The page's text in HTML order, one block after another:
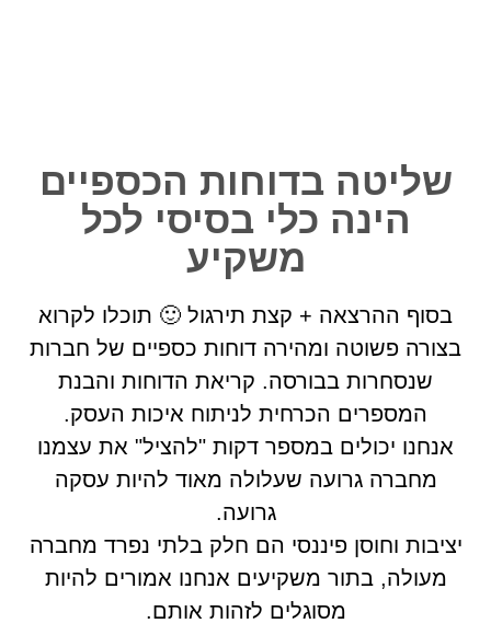
שליטה בדוחות הכספיים
הינה כלי בסיסי לכל
משקיע
בסוף ההרצאה + קצת תירגול 🙂 תוכלו לקרוא
בצורה פשוטה ומהירה דוחות כספיים של חברות
שנסחרות בבורסה. קריאת הדוחות והבנת
המספרים הכרחית לניתוח איכות העסק.
אנחנו יכולים במספר דקות "להציל" את עצמנו
מחברה גרועה שעלולה מאוד להיות עסקה
גרועה.
יציבות וחוסן פיננסי הם חלק בלתי נפרד מחברה
מעולה, בתור משקיעים אנחנו אמורים להיות
מסוגלים לזהות אותם.